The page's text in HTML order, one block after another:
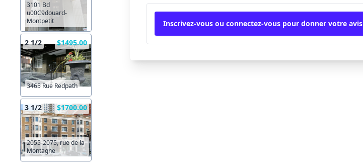
3101 Bd
u00C9douard-
Montpetit
2 1/2 $1495.00
3465 Rue Redpath
3 1/2 $1700.00
2055-2075, rue de la
Montagne
Inscrivez-vous ou connectez-vous pour donner votre avis